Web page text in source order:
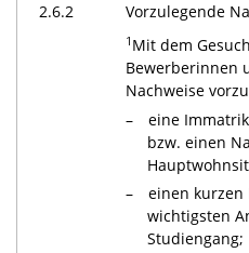
2.6.2
Vorzulegende
1 Mit dem
Bewerberinnen
Nachweise
eine
bzw. einen
einen kurzen
wichtigsten
Studiengang;